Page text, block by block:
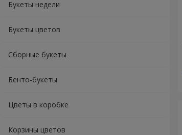
Букеты недели
Букеты цветов
Сборные букеты
Бенто-букеты
Цветы в коробке
Корзины цветов